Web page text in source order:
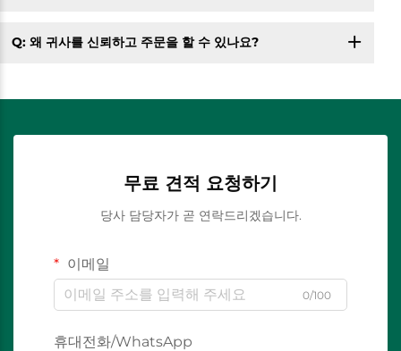
Q: 왜 귀사를 신뢰하고 주문을 할 수 있나요?
무료 견적 요청하기
당사 담당자가 곧 연락드리겠습니다.
이메일
0/100
휴대전화/WhatsApp